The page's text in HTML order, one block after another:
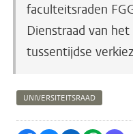
faculteitsraden
Dienstraad van
tussentijdse
UNIVERSITEITSRAAD